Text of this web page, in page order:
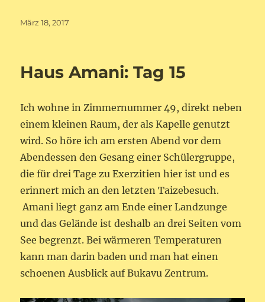
Veröffentlicht
März 18, 2017
Haus Amani: Tag 15
Ich wohne in Zimmernummer 49, direkt neben
einem kleinen Raum, der als Kapelle genutzt
wird. So höre ich am ersten Abend vor dem
Abendessen den Gesang einer Schülergruppe,
die für drei Tage zu Exerzitien hier ist und es
erinnert mich an den letzten Taizebesuch.
Amani liegt ganz am Ende einer Landzunge
und das Gelände ist deshalb an drei Seiten vom
See begrenzt. Bei wärmeren Temperaturen
kann man darin baden und man hat einen
schoenen Ausblick auf Bukavu Zentrum.